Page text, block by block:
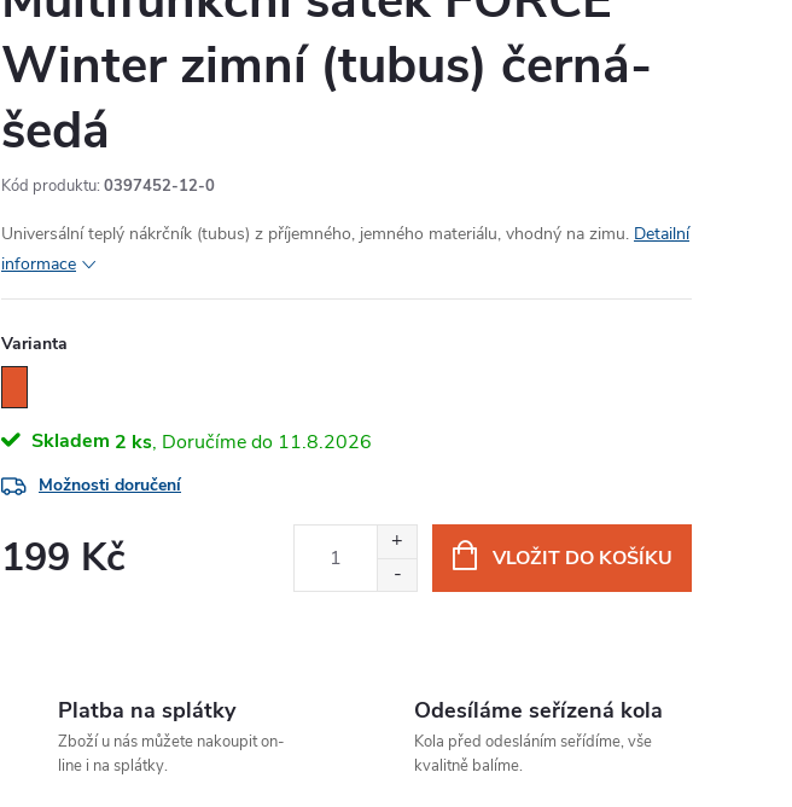
Winter zimní (tubus) černá-
šedá
Kód produktu: 0397452-12-0
Universální teplý nákrčník (tubus) z příjemného, jemného materiálu, vhodný na zimu. Detailní
informace
Varianta
Skladem 2 ks 11.8.2026
Možnosti doručení
199 Kč VLOŽIT DO KOŠÍKU
Platba na splátky
Zboží u nás můžete nakoupit on-
line i na splátky.
Odesíláme seřízená kola
Kola před odesláním seřídíme, vše
kvalitně balíme.